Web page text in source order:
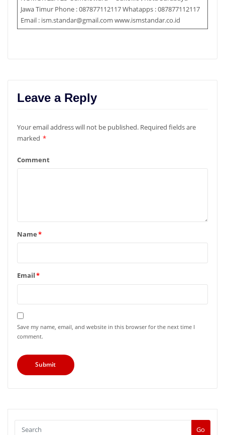
Jawa Timur Phone : 087877112117 Whatapps : 087877112117
Email : ism.standar@gmail.com www.ismstandar.co.id
Leave a Reply
Your email address will not be published. Required fields are
marked *
Comment
Name*
Email*
Save my name, email, and website in this browser for the next time I
comment.
Go